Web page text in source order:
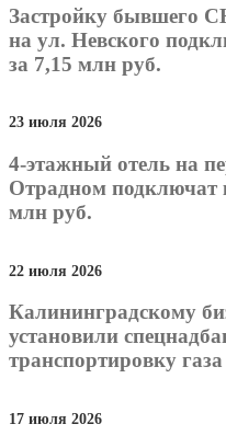
Застройку бывшего
на ул. Невского
за 7,15 млн руб.
23 июля 2026
4-этажный отель на
Отрадном подключат
млн руб.
22 июля 2026
Калининградскому
установили
транспортировку газа
17 июля 2026